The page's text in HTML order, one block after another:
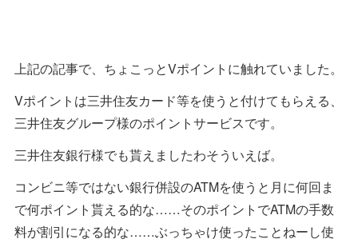
上記の記事で、ちょこっとVポイントに触れていました。
Vポイントは三井住友カード等を使うと付けてもらえる、
三井住友グループ様のポイントサービスです。
三井住友銀行様でも貰えましたわそういえば。
コンビニ等ではない銀行併設のATMを使うと月に何回ま
で何ポイント貰える的な……そのポイントでATMの手数
料が割引になる的な……ぶっちゃけ使ったことねーし使